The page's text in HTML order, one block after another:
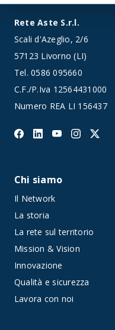
Rete Aste S.r.l.
Scali d'Azeglio, 2/6
57123 Livorno (LI)
Tel.0586 095660
C.F./P.Iva 12564431000
Numero REA LI 156437
Chi siamo
Il Network
La storia
La rete sul territorio
Mission & Vision
Innovazione
Qualità e sicurezza
Lavora con noi